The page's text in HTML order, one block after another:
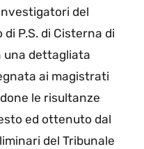
del
P.S. di Cisterna di
una dettagliata
ai magistrati
le risultanze
ed ottenuto dal
del Tribunale